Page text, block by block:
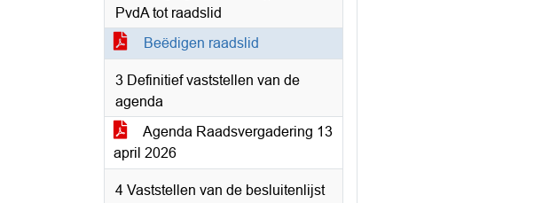
PvdA tot raadslid
Beëdigen raadslid
3 Definitief vaststellen van de
agenda
Agenda Raadsvergadering 13
april 2026
4 Vaststellen van de besluitenlijst